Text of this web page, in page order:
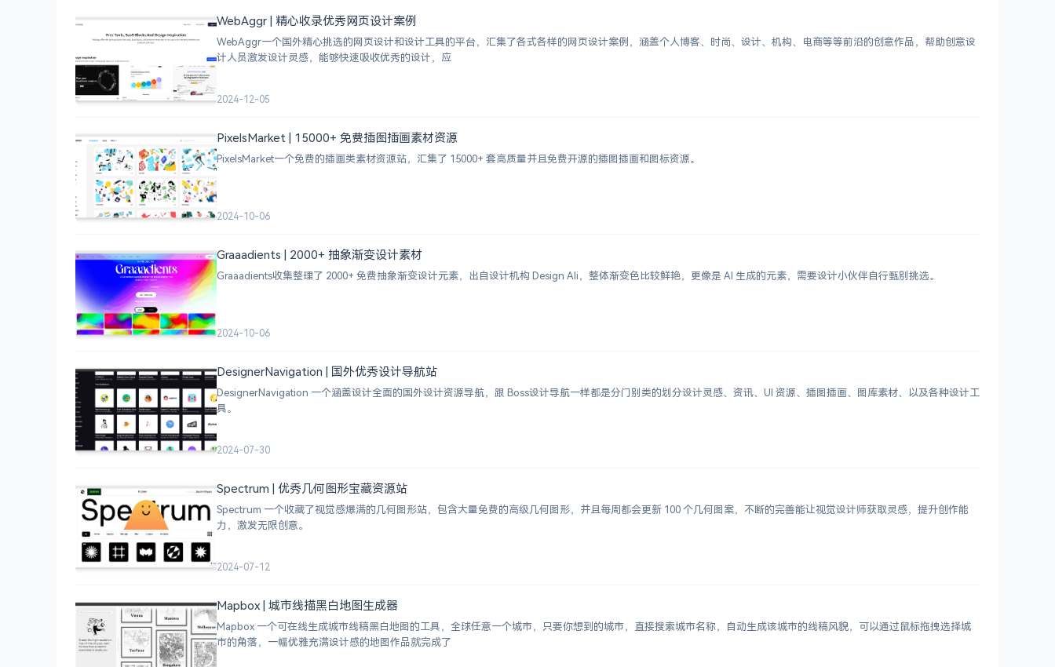
WebAggr | 精心收录优秀网页设计案例
WebAggr一个国外精心挑选的网页设计和设计工具的平台，汇集了各式各样的网页设计案例，涵盖个人博客、时尚、设计、机构、电商等等前沿的创意作品，帮助创意设
计人员激发设计灵感，能够快速吸收优秀的设计，应
2024-12-05
PixelsMarket | 15000+ 免费插图插画素材资源
PixelsMarket一个免费的插画类素材资源站，汇集了 15000+ 套高质量并且免费开源的插图插画和图标资源。
2024-10-06
Graaadients | 2000+ 抽象渐变设计素材
Graaadients收集整理了 2000+ 免费抽象渐变设计元素，出自设计机构 Design Ali，整体渐变色比较鲜艳，更像是 AI 生成的元素，需要设计小伙伴自行甄别挑选。
2024-10-06
DesignerNavigation | 国外优秀设计导航站
DesignerNavigation 一个涵盖设计全面的国外设计资源导航，跟 Boss设计导航一样都是分门别类的划分设计灵感、资讯、UI 资源、插图插画、图库素材、以及各种设计工
具。
2024-07-30
Spectrum | 优秀几何图形宝藏资源站
Spectrum 一个收藏了视觉感爆满的几何图形站，包含大量免费的高级几何图形，并且每周都会更新 100 个几何图案，不断的完善能让视觉设计师获取灵感，提升创作能
力，激发无限创意。
2024-07-12
Mapbox | 城市线描黑白地图生成器
Mapbox 一个可在线生成城市线稿黑白地图的工具，全球任意一个城市，只要你想到的城市，直接搜索城市名称，自动生成该城市的线稿风貌，可以通过鼠标拖拽选择城
市的角落，一幅优雅充满设计感的地图作品就完成了